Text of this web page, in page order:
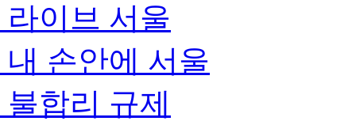
라이브 서울
내 손안에 서울
불합리 규제